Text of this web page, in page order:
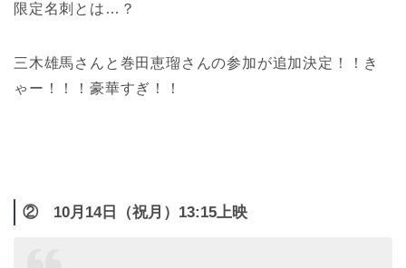
限定名刺とは…？
三木雄馬さんと巻田恵瑠さんの参加が追加決定！！き
ゃー！！！豪華すぎ！！
② 10月14日（祝月）13:15上映